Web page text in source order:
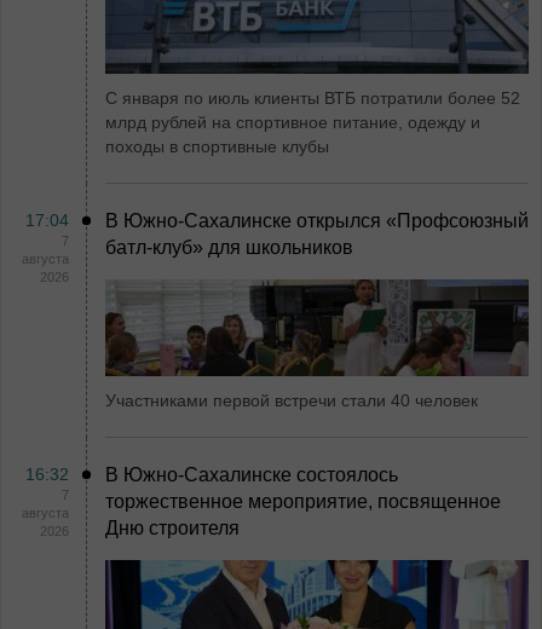
С января по июль клиенты ВТБ потратили более 52
млрд рублей на спортивное питание, одежду и
походы в спортивные клубы
17:04
7
августа
2026
В Южно-Сахалинске открылся «Профсоюзный
батл-клуб» для школьников
Участниками первой встречи стали 40 человек
16:32
7
августа
2026
В Южно-Сахалинске состоялось
торжественное мероприятие, посвященное
Дню строителя